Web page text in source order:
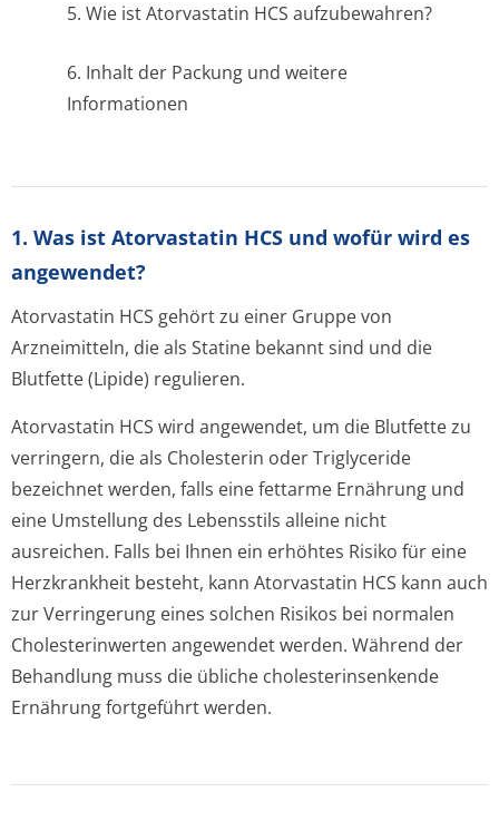
5. Wie ist Atorvastatin HCS aufzubewahren?
6. Inhalt der Packung und weitere
Informationen
1. Was ist Atorvastatin HCS und wofür wird es
angewendet?
Atorvastatin HCS gehört zu einer Gruppe von
Arzneimitteln, die als Statine bekannt sind und die
Blutfette (Lipide) regulieren.
Atorvastatin HCS wird angewendet, um die Blutfette zu
verringern, die als Cholesterin oder Triglyceride
bezeichnet werden, falls eine fettarme Ernährung und
eine Umstellung des Lebensstils alleine nicht
ausreichen. Falls bei Ihnen ein erhöhtes Risiko für eine
Herzkrankheit besteht, kann Atorvastatin HCS kann auch
zur Verringerung eines solchen Risikos bei normalen
Cholesterinwerten angewendet werden. Während der
Behandlung muss die übliche cholesterinsenkende
Ernährung fortgeführt werden.